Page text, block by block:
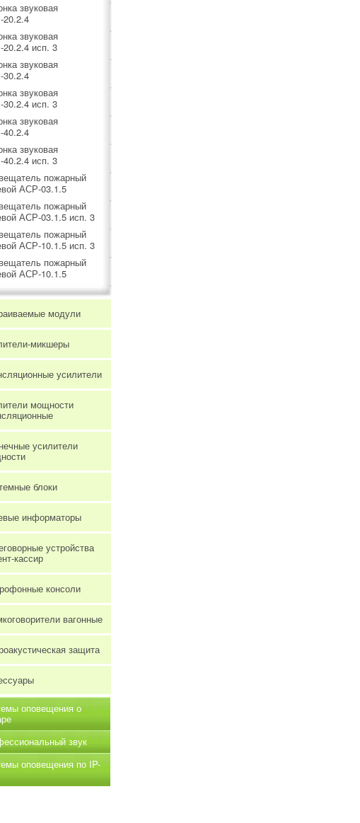
звуковая
звуковая
исп. 3
звуковая
звуковая
исп. 3
звуковая
звуковая
исп. 3
пожарный
АСР-03.1.5
пожарный
АСР-03.1.5 исп. 3
пожарный
АСР-10.1.5 исп. 3
пожарный
АСР-10.1.5
модули
микшеры
усилители
мощности
усилители
блоки
информаторы
устройства
кассир
консоли
вагонные
защита
оповещения о
звук
оповещения по IP-